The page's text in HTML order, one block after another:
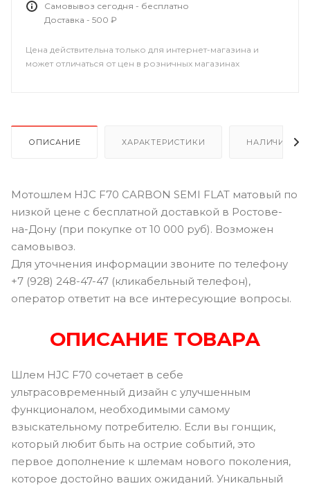
Самовывоз сегодня - бесплатно
Доставка - 500 ₽
Цена действительна только для интернет-магазина и
может отличаться от цен в розничных магазинах
ОПИСАНИЕ ХАРАКТЕРИСТИКИ НАЛИЧИЕ В
Мотошлем HJC F70 CARBON SEMI FLAT матовый по
низкой цене с бесплатной доставкой в Ростове-
на-Дону (при покупке от 10 000 руб). Возможен
самовывоз.
Для уточнения информации звоните по телефону
+7 (928) 248-47-47 (кликабельный телефон),
оператор ответит на все интересующие вопросы.
ОПИСАНИЕ ТОВАРА
Шлем HJC F70 сочетает в себе
ультрасовременный дизайн с улучшенным
функционалом, необходимыми самому
взыскательному потребителю. Если вы гонщик,
который любит быть на острие событий, это
первое дополнение к шлемам нового поколения,
которое достойно ваших ожиданий. Уникальный